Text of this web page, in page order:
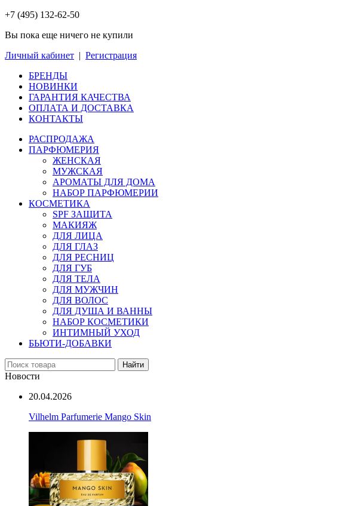
+7 (495) 132-62-50
Вы пока еще ничего не купили
Личный кабинет | Регистрация
БРЕНДЫ
НОВИНКИ
ГАРАНТИЯ КАЧЕСТВА
ОПЛАТА И ДОСТАВКА
КОНТАКТЫ
РАСПРОДАЖА
ПАРФЮМЕРИЯ
ЖЕНСКАЯ
МУЖСКАЯ
АРОМАТЫ ДЛЯ ДОМА
НАБОР ПАРФЮМЕРИИ
КОСМЕТИКА
SPF ЗАЩИТА
МАКИЯЖ
ДЛЯ ЛИЦА
ДЛЯ ГЛАЗ
ДЛЯ РЕСНИЦ
ДЛЯ ГУБ
ДЛЯ ТЕЛА
ДЛЯ МУЖЧИН
ДЛЯ ВОЛОС
ДЛЯ ДУША И ВАННЫ
НАБОР КОСМЕТИКИ
ИНТИМНЫЙ УХОД
БЬЮТИ-ДОБАВКИ
Найти
Новости
20.04.2026
Vilhelm Parfumerie Mango Skin